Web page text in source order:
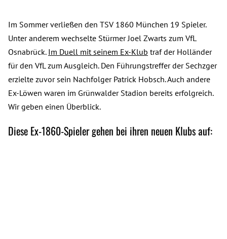
Im Sommer verließen den TSV 1860 München 19 Spieler.
Unter anderem wechselte Stürmer Joel Zwarts zum VfL
Osnabrück. Im Duell mit seinem Ex-Klub traf der Holländer
für den VfL zum Ausgleich. Den Führungstreffer der Sechzger
erzielte zuvor sein Nachfolger Patrick Hobsch. Auch andere
Ex-Löwen waren im Grünwalder Stadion bereits erfolgreich.
Wir geben einen Überblick.
Diese Ex-1860-Spieler gehen bei ihren neuen Klubs auf: